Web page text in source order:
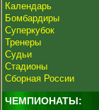
Календарь
Бомбардиры
Суперкубок
Тренеры
Судьи
Стадионы
Сборная России
ЧЕМПИОНАТЫ: